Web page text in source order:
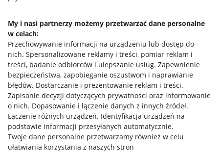
My i nasi partnerzy możemy przetwarzać dane personalne
w celach:
Przechowywanie informacji na urządzeniu lub dostęp do
nich. Spersonalizowane reklamy i treści, pomiar reklam i
treści, badanie odbiorców i ulepszanie usług. Zapewnienie
bezpieczeństwa, zapobieganie oszustwom i naprawianie
błędów. Dostarczanie i prezentowanie reklam i treści.
Zapisanie decyzji dotyczących prywatności oraz informowanie
o nich. Dopasowanie i łączenie danych z innych źródeł.
Łączenie różnych urządzeń. Identyfikacja urządzeń na
podstawie informacji przesyłanych automatycznie.
Twoje dane personalne przetwarzamy również w celu
ułatwiania korzystania z naszych stron
Allegro Gadane dla sprzedających
Allegro Gadane dla kupujących
Mapa miejscowości
Informacje prawne
Regulamin
Polityka plików "cookies"
Ustawienia plików "cookies"